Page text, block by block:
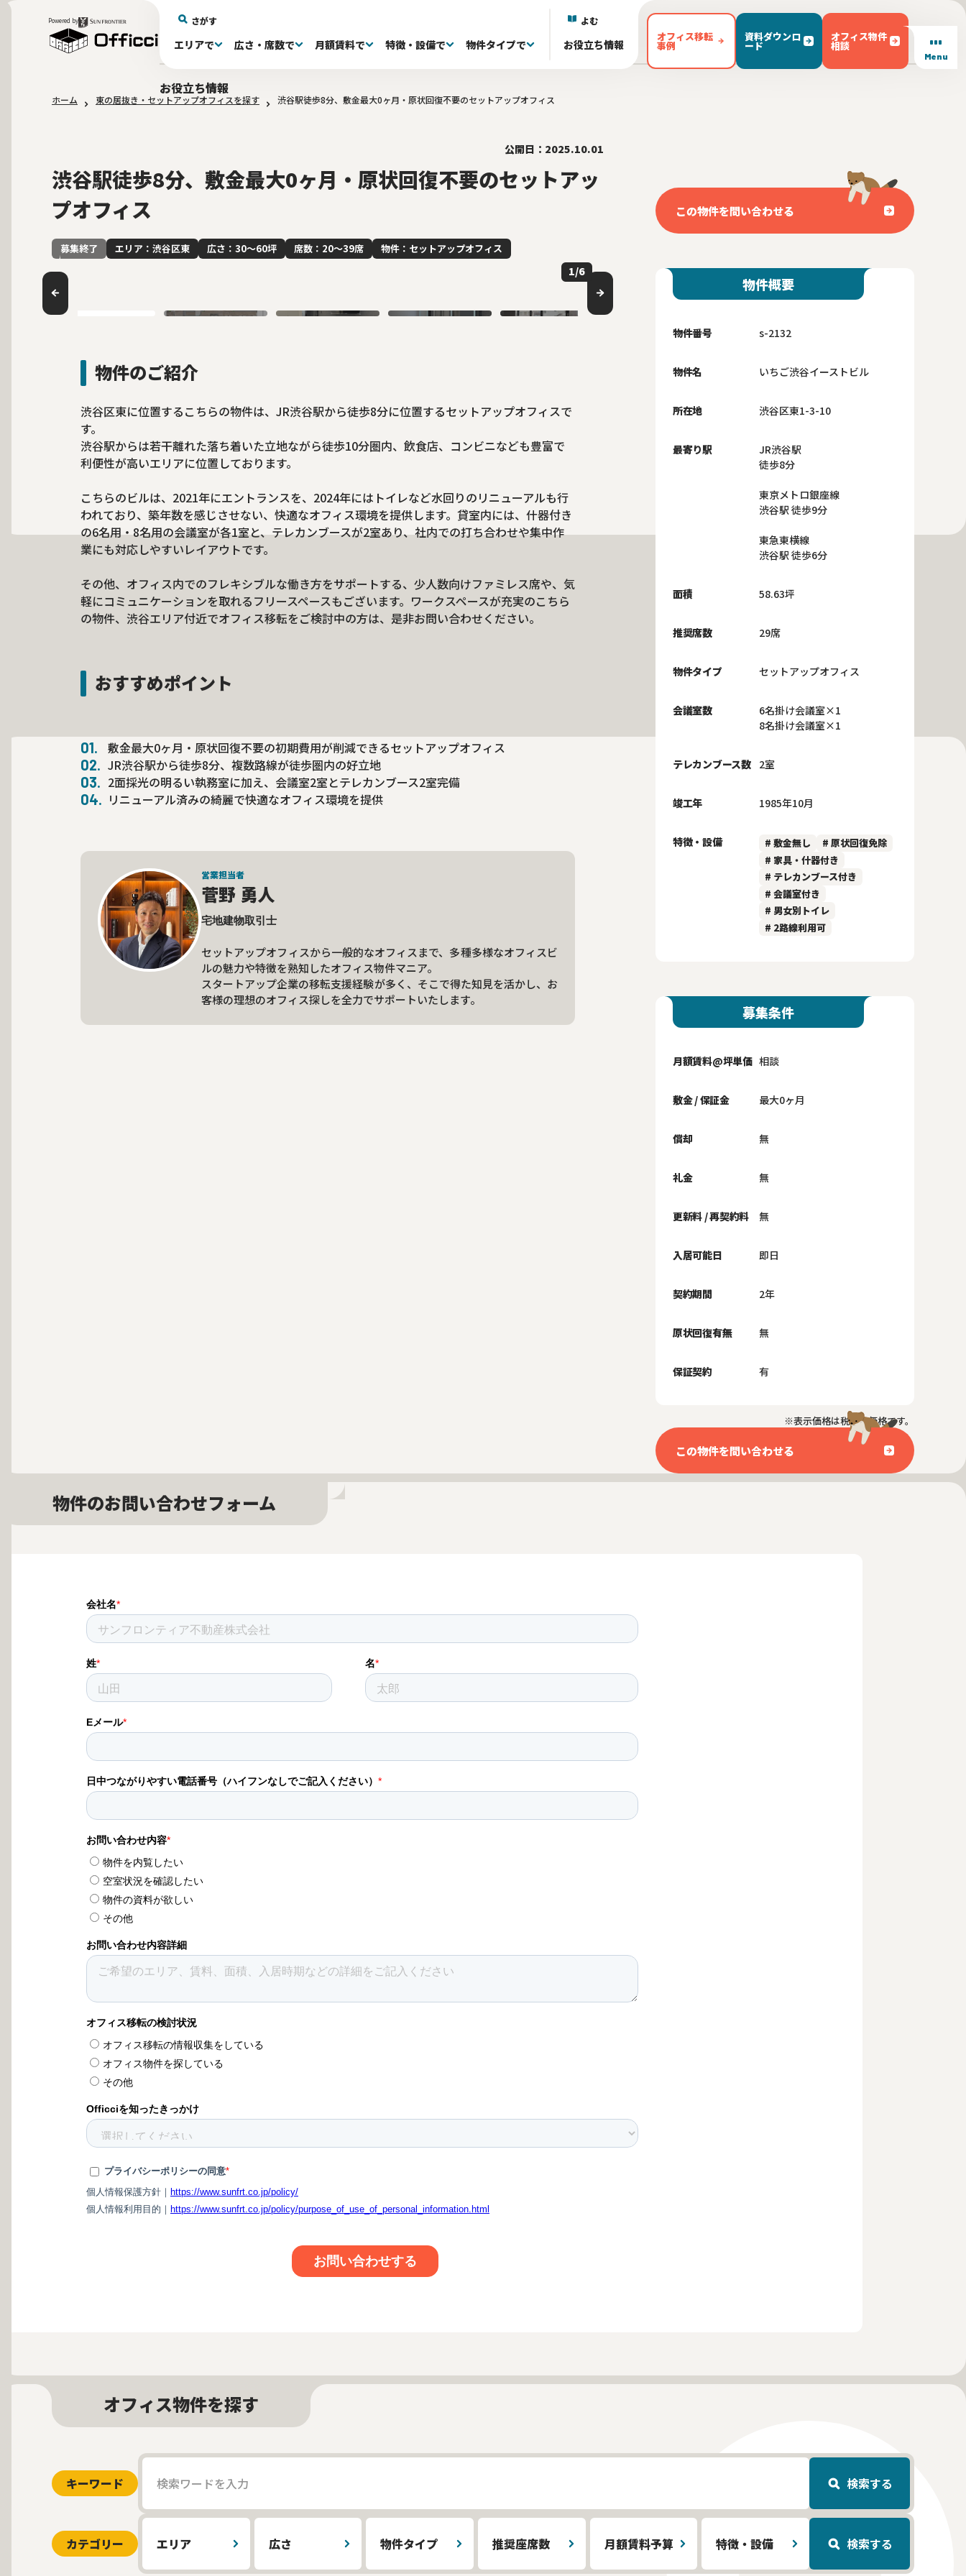
Powered by さがす
エリアで 広さ・席数で 月額賃料で 特徴・設備で 物件タイプで
よむ
お役立ち情報
オフィス移転
事例
資料ダウンロ
ード
オフィス物件
相談
Menu
港区(114)
30〜60坪(275)
セットアップオフィス(279)
30〜60坪(275)
61～100万(185)
テレカンブース付き(443)
居抜きオフィスについて
お役立ち情報
ホーム 東の居抜き・セットアップオフィスを探す 渋谷駅徒歩8分、敷金最大0ヶ月・原状回復不要のセットアップオフィス
公開日：2025.10.01
渋谷駅徒歩8分、敷金最大0ヶ月・原状回復不要のセットアッ
プオフィス
募集終了 エリア：渋谷区東 広さ：30〜60坪 席数：20〜39席 物件：セットアップオフィス
1/6
物件のご紹介
渋谷区東に位置するこちらの物件は、JR渋谷駅から徒歩8分に位置するセットアップオフィスで
す。
渋谷駅からは若干離れた落ち着いた立地ながら徒歩10分圏内、飲食店、コンビニなども豊富で
利便性が高いエリアに位置しております。
こちらのビルは、2021年にエントランスを、2024年にはトイレなど水回りのリニューアルも行
われており、築年数を感じさせない、快適なオフィス環境を提供します。貸室内には、什器付き
の6名用・8名用の会議室が各1室と、テレカンブースが2室あり、社内での打ち合わせや集中作
業にも対応しやすいレイアウトです。
その他、オフィス内でのフレキシブルな働き方をサポートする、少人数向けファミレス席や、気
軽にコミュニケーションを取れるフリースペースもございます。ワークスペースが充実のこちら
の物件、渋谷エリア付近でオフィス移転をご検討中の方は、是非お問い合わせください。
おすすめポイント
敷金最大0ヶ月・原状回復不要の初期費用が削減できるセットアップオフィス
JR渋谷駅から徒歩8分、複数路線が徒歩圏内の好立地
2面採光の明るい執務室に加え、会議室2室とテレカンブース2室完備
リニューアル済みの綺麗で快適なオフィス環境を提供
営業担当者
菅野 勇人
宅地建物取引士
セットアップオフィスから一般的なオフィスまで、多種多様なオフィスビ
ルの魅力や特徴を熟知したオフィス物件マニア。
スタートアップ企業の移転支援経験が多く、そこで得た知見を活かし、お
客様の理想のオフィス探しを全力でサポートいたします。
この物件を問い合わせる
物件概要
物件番号 s-2132
物件名 いちご渋谷イーストビル
所在地 渋谷区東1-3-10
最寄り駅
JR渋谷駅
徒歩8分
東京メトロ銀座線
渋谷駅 徒歩9分
東急東横線
渋谷駅 徒歩6分
面積 58.63坪
推奨席数 29席
物件タイプ セットアップオフィス
会議室数
6名掛け会議室×1
8名掛け会議室×1
テレカンブース数 2室
竣工年 1985年10月
特徴・設備 # 敷金無し
# 原状回復免除
# 家具・什器付き
# テレカンブース付き
# 会議室付き
# 男女別トイレ
# 2路線利用可
募集条件
月額賃料@坪単価 相談
敷金 / 保証金 最大0ヶ月
償却 無
礼金 無
更新料 / 再契約料 無
入居可能日 即日
契約期間 2年
原状回復有無 無
保証契約 有
※表示価格は税抜き価格です。
この物件を問い合わせる
物件のお問い合わせフォーム
オフィス物件を探す
キーワード 検索する
カテゴリー エリア 広さ 物件タイプ 推奨座席数 月額賃料予算 特徴・設備 検索する